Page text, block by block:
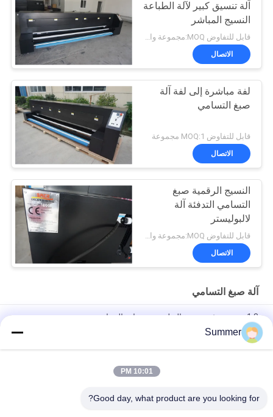
آلة تنسيق كبير لآلة الطباعة
النسيج المباشر
قابل للتفاوض MOQ:مجموعة واحدة
الاتصال
لفة مباشرة إلى لفة آلة
صبغ التسامي
قابل للتفاوض MOQ:1 مجموعة
الاتصال
النسيج الرقمية صبغ
التسامي التدفئة آلة
لالبوليستر
الاتصال
آلة صبغ التسامي
1.8 م وحدة تثبيت صبغ البوليستر معدات التسامي
مشتت
Summer
10:01 PM
Good day, what product are you looking for?